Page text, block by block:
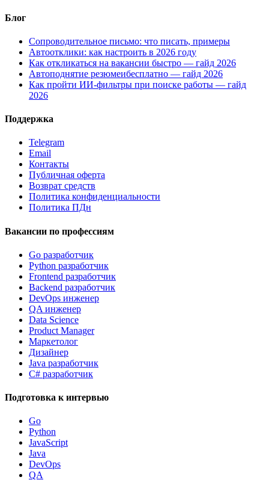
Блог
Сопроводительное письмо: что писать, примеры
Автоотклики: как настроить в 2026 году
Как откликаться на вакансии быстро — гайд 2026
Автоподнятие резюмеибесплатно — гайд 2026
Как пройти ИИ-фильтры при поиске работы — гайд
2026
Поддержка
Telegram
Email
Контакты
Публичная оферта
Возврат средств
Политика конфиденциальности
Политика ПДн
Вакансии по профессиям
Go разработчик
Python разработчик
Frontend разработчик
Backend разработчик
DevOps инженер
QA инженер
Data Science
Product Manager
Маркетолог
Дизайнер
Java разработчик
C# разработчик
Подготовка к интервью
Go
Python
JavaScript
Java
DevOps
QA